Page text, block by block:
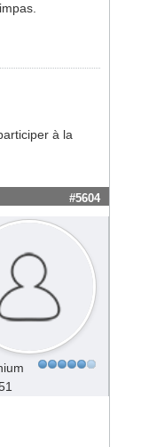
à la
#5604